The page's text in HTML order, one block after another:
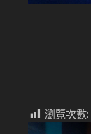
瀏覽次數: